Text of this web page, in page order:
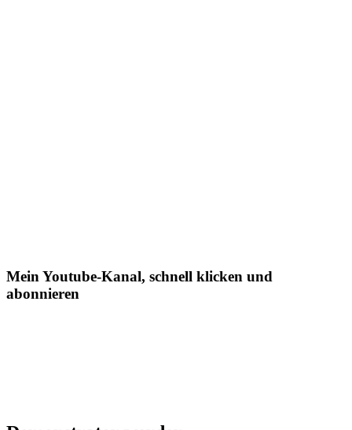
Mein Youtube-Kanal, schnell klicken und
abonnieren